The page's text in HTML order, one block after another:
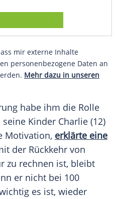
mir externe Inhalte
personenbezogene Daten an
Mehr dazu in unseren
habe ihm die Rolle
Kinder Charlie (12)
Motivation, erklärte eine
der Rückkehr von
zu rechnen ist, bleibt
er nicht bei 100
es ist, wieder